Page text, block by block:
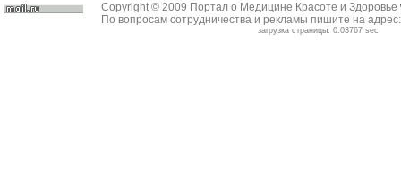
Copyright © 2009 Портал о Медицине Красоте и Здоровье
По вопросам сотрудничества и рекламы пишите на
загрузка страницы: 0.03767 sec